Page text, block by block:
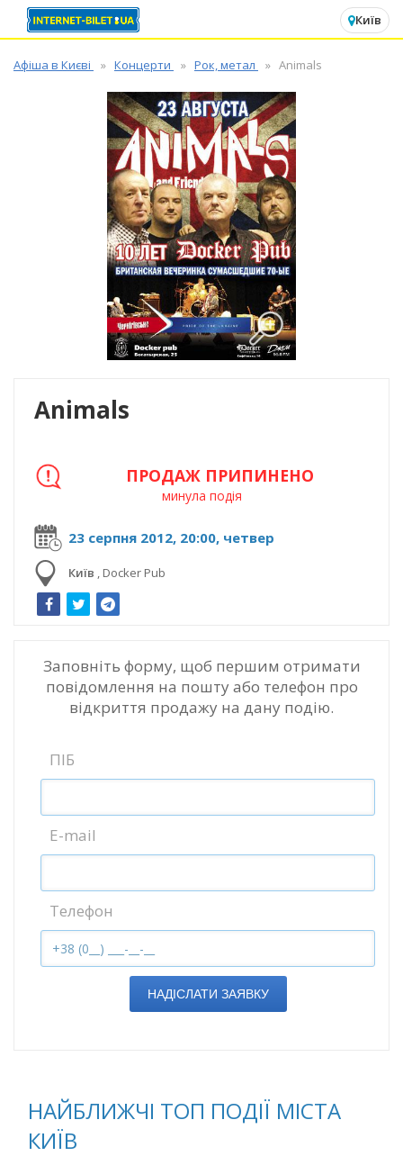
Київ
Афіша в Києві Концерти Рок, метал Animals
Animals
23 серпня 2012, 20:00, четвер
Київ , Docker Pub
ПРОДАЖ ПРИПИНЕНО
минула подія
Заповніть форму, щоб першим отримати
повідомлення на пошту або телефон про
відкриття продажу на дану подію.
ПІБ
E-mail
Телефон
НАДІСЛАТИ ЗАЯВКУ
НАЙБЛИЖЧІ ТОП ПОДІЇ МІСТА
КИЇВ